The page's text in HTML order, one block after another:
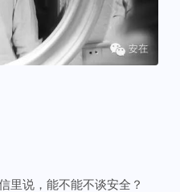
里说，能不能不谈安全？